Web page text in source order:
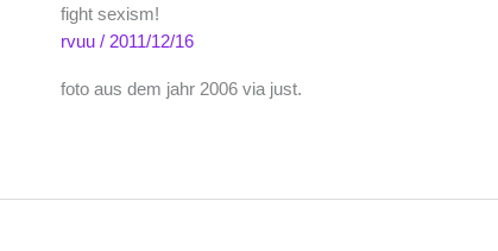
fight sexism!
rvuu/ 2011/12/16
foto aus dem jahr 2006 via just.